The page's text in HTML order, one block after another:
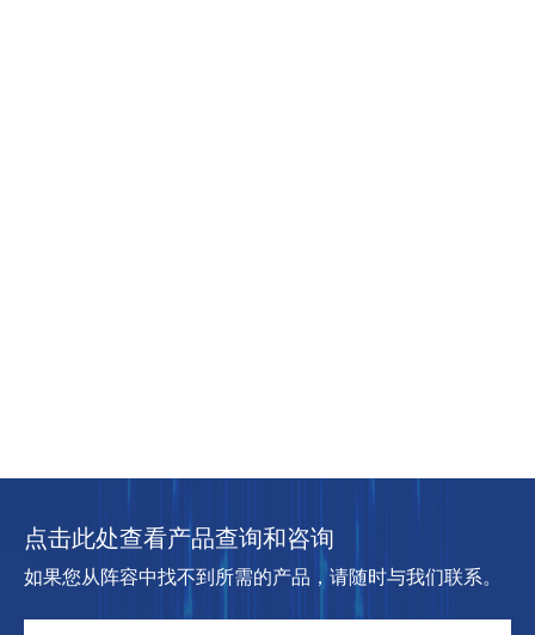
点击此处查看产品查询和咨询
如果您从阵容中找不到所需的产品，请随时与我们联系。